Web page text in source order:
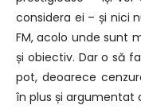
considera ei – și nici
FM, acolo unde sunt
și obiectiv. Dar o să
pot, deoarece
în plus și argumentat